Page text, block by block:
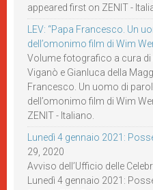
appeared first on ZENIT -
LEV: “Papa Francesco. Un
dell’omonimo film di Wim
Volume fotografico a cura
Viganò e Gianluca della
Francesco. Un uomo di
dell’omonimo film di Wim
ZENIT - Italiano.
Lunedì 4 gennaio 2021:
29, 2020
Avviso dell’Ufficio delle
Lunedì 4 gennaio 2021: